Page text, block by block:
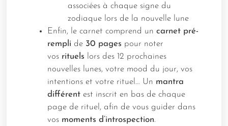
associées à chaque signe du
zodiaque lors de la nouvelle lune
Enfin, le carnet comprend uncarnet pré-
rempli de 30 pages pour noter
vos rituels lors des 12 prochaines
nouvelles lunes, votre mood du jour, vos
intentions et votre rituel… Un mantra
différent est inscrit en bas de chaque
page de rituel, afin de vous guider dans
vos moments d’introspection.